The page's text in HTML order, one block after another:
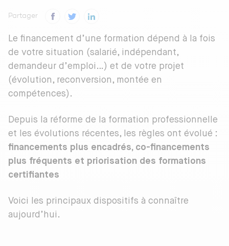
Partager
Le financement d’une formation dépend à la fois
de votre situation (salarié, indépendant,
demandeur d’emploi…) et de votre projet
(évolution, reconversion, montée en
compétences).
Depuis la réforme de la formation professionnelle
et les évolutions récentes, les règles ont évolué :
financements plus encadrés, co-financements
plus fréquents et priorisation des formations
certifiantes
Voici les principaux dispositifs à connaître
aujourd’hui.